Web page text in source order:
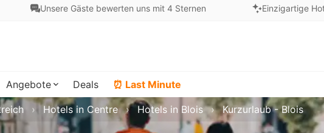
Unsere Gäste bewerten uns mit 4 Sternen Einzigartige
Angebote Deals ⏰ Last Minute
Hotels in Centre Hotels in Blois Kurzurlaub - Blois